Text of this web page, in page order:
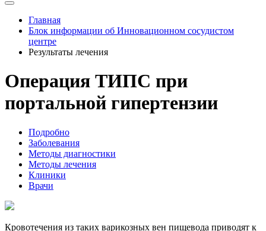
Главная
Блок информации об Инновационном сосудистом
центре
Результаты лечения
Операция ТИПС при
портальной гипертензии
Подробно
Заболевания
Методы диагностики
Методы лечения
Клиники
Врачи
Кровотечения из таких варикозных вен пищевода приводят к